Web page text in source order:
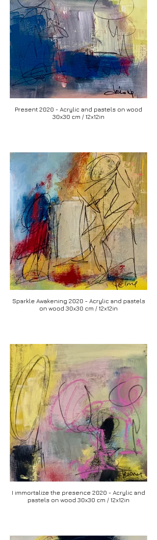
Present 2020 - Acrylic and pastels on wood
30x30 cm / 12x12in
Sparkle Awakening 2020 - Acrylic and pastels
on wood 30x30 cm / 12x12in
I immortalize the presence 2020 - Acrylic and
pastels on wood 30x30 cm / 12x12in